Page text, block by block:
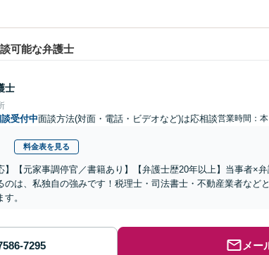
可能な弁護士
士
受付中面談方法(対面・電話・ビデオなど)は応相談営業時間：
料金表を見る
】【元家事調停官／書籍あり】【弁護士歴20年以上】当事者×
のは、私独自の強みです！税理士・司法書士・不動産業者など
。
メー